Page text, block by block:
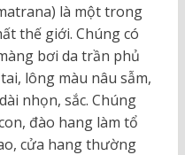
là một trong
thế giới. Chúng có
bơi da trần phủ
lông màu nâu sẫm,
nhọn, sắc. Chúng
đào hang làm tổ
cửa hang thường